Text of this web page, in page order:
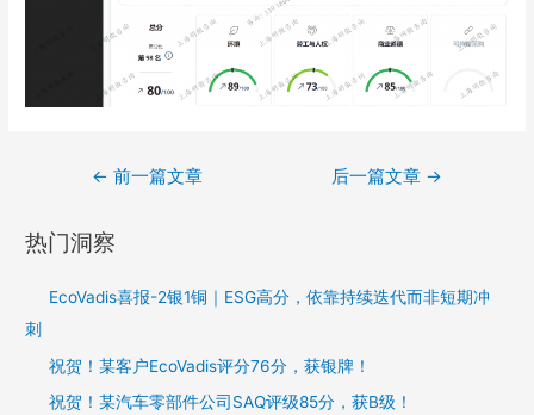
← 前一篇文章 后一篇文章 →
热门洞察
EcoVadis喜报-2银1铜｜ESG高分，依靠持续迭代而非短期冲
刺
祝贺！某客户EcoVadis评分76分，获银牌！
祝贺！某汽车零部件公司SAQ评级85分，获B级！